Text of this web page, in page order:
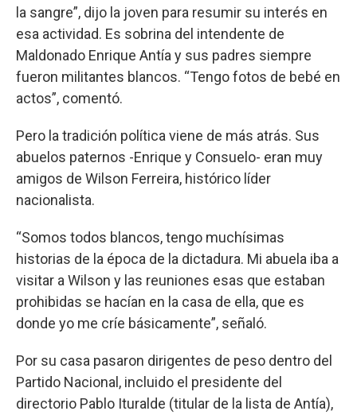
la sangre”, dijo la joven para resumir su interés en
esa actividad. Es sobrina del intendente de
Maldonado Enrique Antía y sus padres siempre
fueron militantes blancos. “Tengo fotos de bebé en
actos”, comentó.
Pero la tradición política viene de más atrás. Sus
abuelos paternos -Enrique y Consuelo- eran muy
amigos de Wilson Ferreira, histórico líder
nacionalista.
“Somos todos blancos, tengo muchísimas
historias de la época de la dictadura. Mi abuela iba a
visitar a Wilson y las reuniones esas que estaban
prohibidas se hacían en la casa de ella, que es
donde yo me críe básicamente”, señaló.
Por su casa pasaron dirigentes de peso dentro del
Partido Nacional, incluido el presidente del
directorio Pablo Ituralde (titular de la lista de Antía),